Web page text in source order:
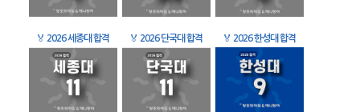
🏅 2026 세종대 합격 🏅 2026 단국대 합격 🏅 2026 한성대 합격